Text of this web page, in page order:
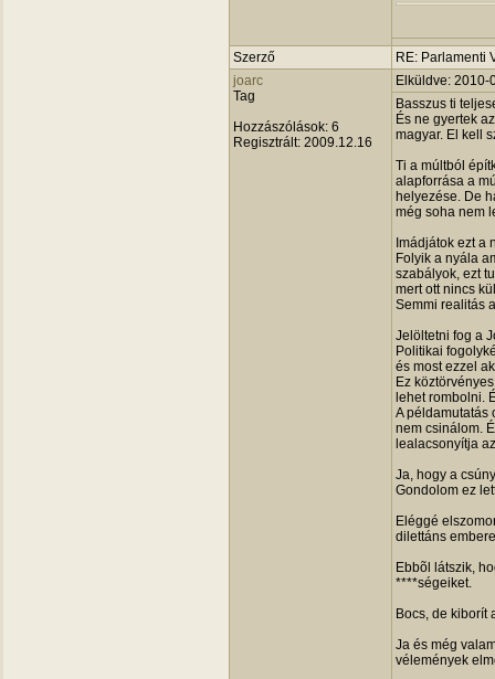
Szerző
RE: Parlamenti
joarc
Tag
Hozzászólások: 6
Regisztrált: 2009.12.16
Elküldve: 2010-
Basszus ti
És ne gyertek
magyar. El kell
Ti a múltból
alapforrása a
helyezése. De
még soha nem
Imádjátok ezt a
Folyik a nyála
szabályok, ezt
mert ott nincs
Semmi realitás
Jelöltetni fog a
Politikai
és most ezzel
Ez
lehet rombolni.
A példamutatás
nem csinálom.
lealacsonyítja
Ja, hogy a
Gondolom ez
Eléggé
dilettáns
Ebbõl látszik,
****ségeiket.
Bocs, de kiborít
Ja és még
vélemények